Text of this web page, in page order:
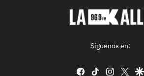
Síguenos en:
facebook
tiktok